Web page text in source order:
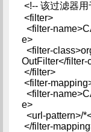
<!-- 该过滤器
<filter>
<filter-
e>
<filter-
OutFilter</filter-
</filter>
<filter-
<filter-
e>
<url-pattern>/
</filter-